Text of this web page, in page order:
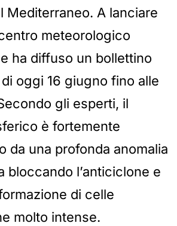
Mediterraneo. A lanciare
meteorologico
ha diffuso un bollettino
oggi 16 giugno fino alle
gli esperti, il
è fortemente
da una profonda anomalia
bloccando l’anticiclone e
di celle
molto intense.